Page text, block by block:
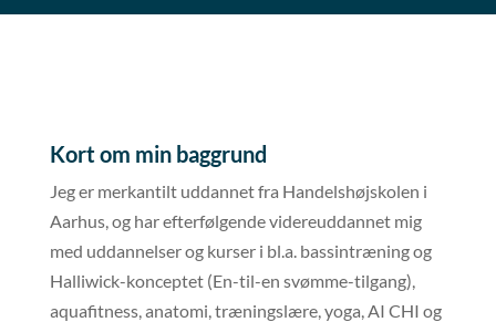
Kort om min baggrund
Jeg er merkantilt uddannet fra Handelshøjskolen i
Aarhus, og har efterfølgende videreuddannet mig
med uddannelser og kurser i bl.a. bassintræning og
Halliwick-konceptet (En-til-en svømme-tilgang),
aquafitness, anatomi, træningslære, yoga, AI CHI og